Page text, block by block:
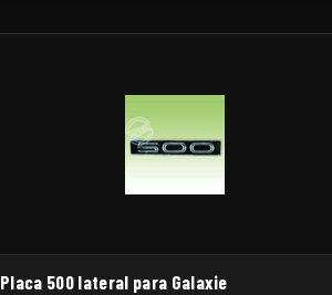
Placa 500 lateral para Galaxie